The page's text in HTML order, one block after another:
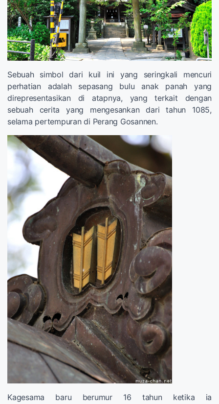
Sebuah simbol dari kuil ini yang seringkali mencuri
perhatian adalah sepasang bulu anak panah yang
direpresentasikan di atapnya, yang terkait dengan
sebuah cerita yang mengesankan dari tahun 1085,
selama pertempuran di Perang Gosannen.
Kagesama baru berumur 16 tahun ketika ia